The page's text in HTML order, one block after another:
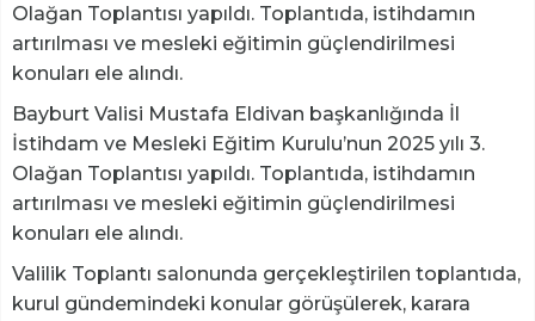
Olağan Toplantısı yapıldı. Toplantıda, istihdamın
artırılması ve mesleki eğitimin güçlendirilmesi
konuları ele alındı.
Bayburt Valisi Mustafa Eldivan başkanlığında İl
İstihdam ve Mesleki Eğitim Kurulu’nun 2025 yılı 3.
Olağan Toplantısı yapıldı. Toplantıda, istihdamın
artırılması ve mesleki eğitimin güçlendirilmesi
konuları ele alındı.
Valilik Toplantı salonunda gerçekleştirilen toplantıda,
kurul gündemindeki konular görüşülerek, karara